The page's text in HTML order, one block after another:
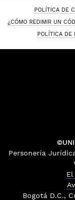
POLÍTICA DE
¿CÓMO REDIMIR UN
POLÍTICA DE
Personería
El
Bogotá D.C.,